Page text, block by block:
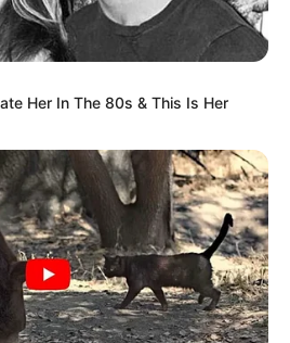
emitido pelo Portal do Aluno contém
possui validade em todo o Território
UFRGS físico, nem o acesso aos
no espaço físico da UFRGS,
ou restaurante universitário, por
sobre como acessar o Portal
Her In The 80s & This Is Her